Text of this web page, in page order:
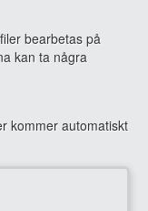
bearbetas på
kan ta några
kommer automatiskt